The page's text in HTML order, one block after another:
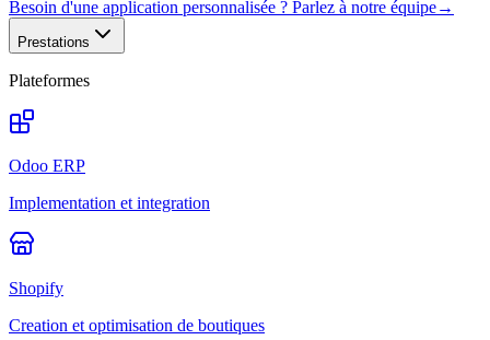
Besoin d'une application personnalisée ? Parlez à notre équipe→
Prestations
Plateformes
Odoo ERP
Implementation et integration
Shopify
Creation et optimisation de boutiques